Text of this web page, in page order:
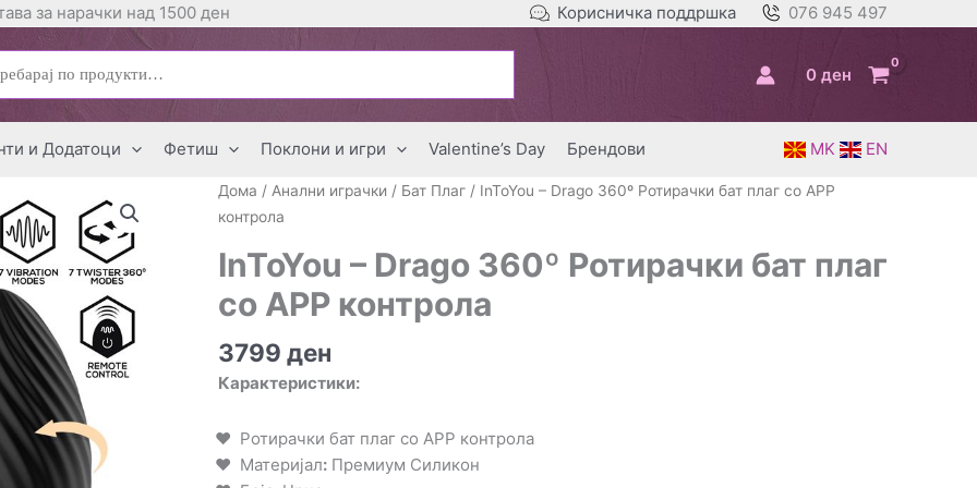
за нарачки над 1500 ден Корисничка поддршка 076 945 497
0 ден
и Додатоци Фетиш Поклони и игри Valentine’s Day Брендови MK EN
Дома / Анални играчки / Бат Плаг / InToYou – Drago 360º Ротирачки бат плаг со APP
контрола
InToYou – Drago 360º Ротирачки бат плаг
со APP контрола
3799 ден
Карактеристики:
Ротирачки бат плаг со APP контрола
Материјал: Премиум Силикон